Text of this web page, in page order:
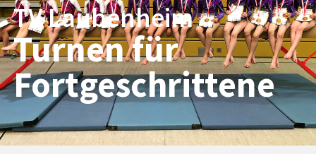
TV Laubenheim
Turnen für
Fortgeschrittene